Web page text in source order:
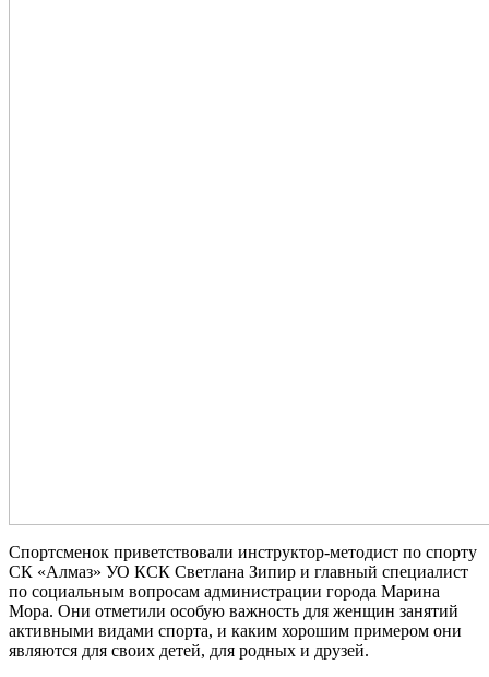
Спортсменок приветствовали инструктор-методист по спорту
СК «Алмаз» УО КСК Светлана Зипир и главный специалист
по социальным вопросам администрации города Марина
Мора. Они отметили особую важность для женщин занятий
активными видами спорта, и каким хорошим примером они
являются для своих детей, для родных и друзей.